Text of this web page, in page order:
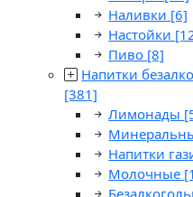
Наливки [6]
Настойки
Пиво [8]
Напитки
[381]
Лимонады
Напитки
Молочные